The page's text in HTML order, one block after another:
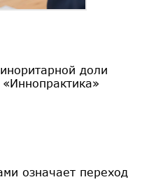
доли
означает переход